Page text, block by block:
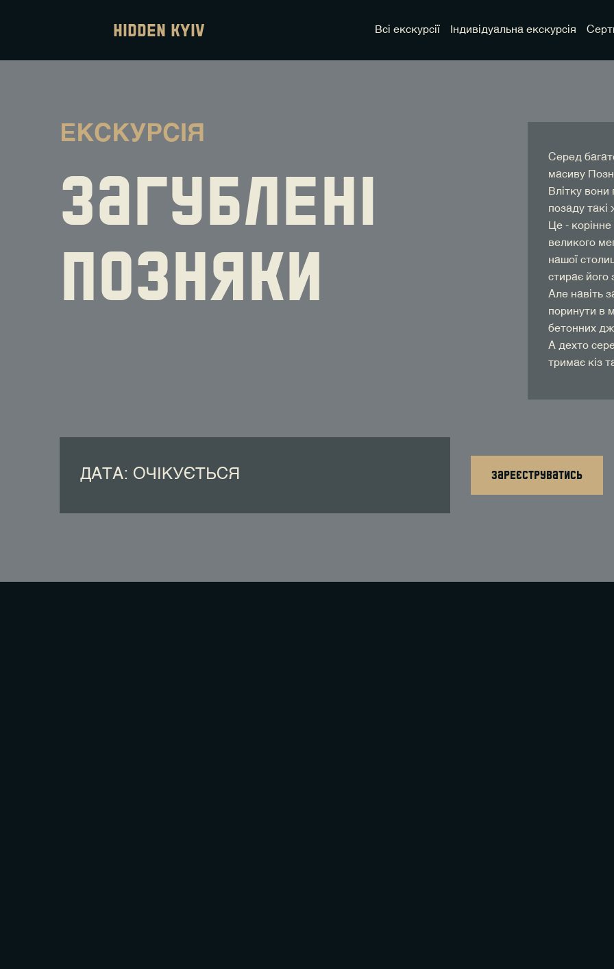
hidden Kyiv Всі екскурсії Індивідуальна екскурсія
ЕКСКУРСІЯ
ЗАГУБЛЕНІ
ПОЗНЯКИ
Серед
масиву
Влітку вони
позаду такі
Це -
великого
нашої
стирає його
Але навіть
поринути в
бетонних
А дехто
тримає кіз
ДАТА: ОЧІКУЄТЬСЯ зареєструватись